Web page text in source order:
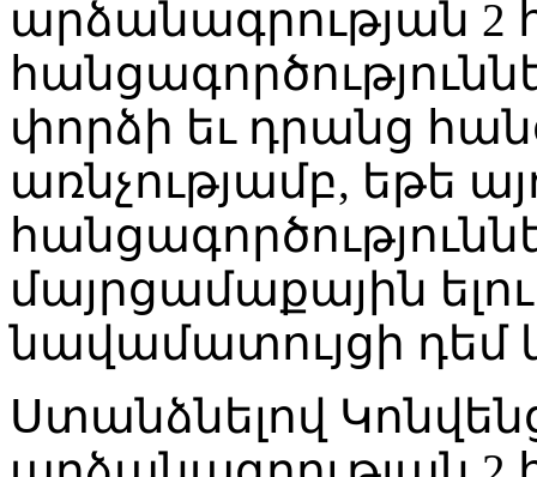
արձանագրության
փորձի եւ դրանց
առնչությամբ, եթե
մայրցամաքային
նավամատույցի դեմ
Ստանձնելով